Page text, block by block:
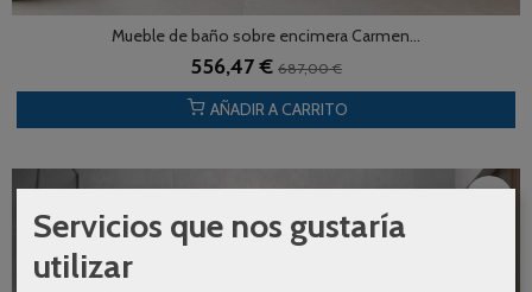
Mueble de baño sobre encimera Carmen...
556,47 € 687,00 €
AÑADIR A CARRITO
Servicios que nos gustaría
utilizar